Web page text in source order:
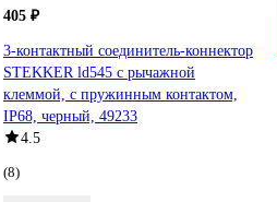
405 ₽
3-контактный соединитель-коннектор
STEKKER ld545 с рычажной
клеммой, с пружинным контактом,
IP68, черный, 49233
4.5
(8)